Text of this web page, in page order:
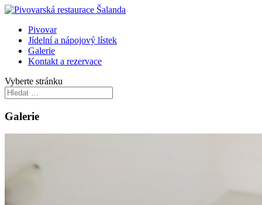
Pivovar
Jídelní a nápojový lístek
Galerie
Kontakt a rezervace
Vyberte stránku
Galerie